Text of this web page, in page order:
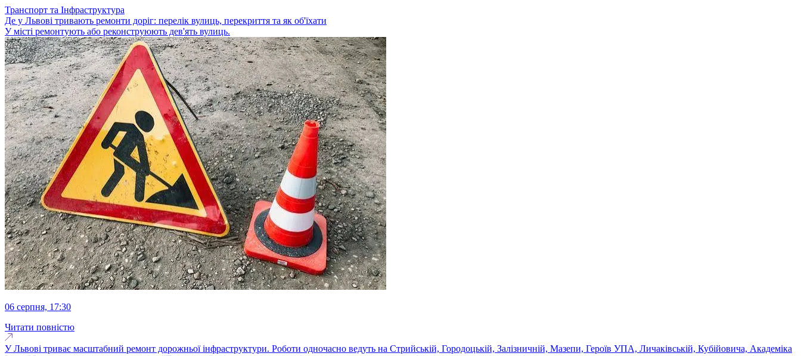
Транспорт та Інфраструктура
Де у Львові тривають ремонти доріг: перелік вулиць, перекриття та як об'їхати
У місті ремонтують або реконструюють дев'ять вулиць.
06 серпня, 17:30
Читати повністю
У Львові триває масштабний ремонт дорожньої інфраструктури. Роботи одночасно ведуть на Стрийській, Городоцькій, Залізничній, Мазепи, Героїв УПА, Личаківській, Кубійовича, Академіка